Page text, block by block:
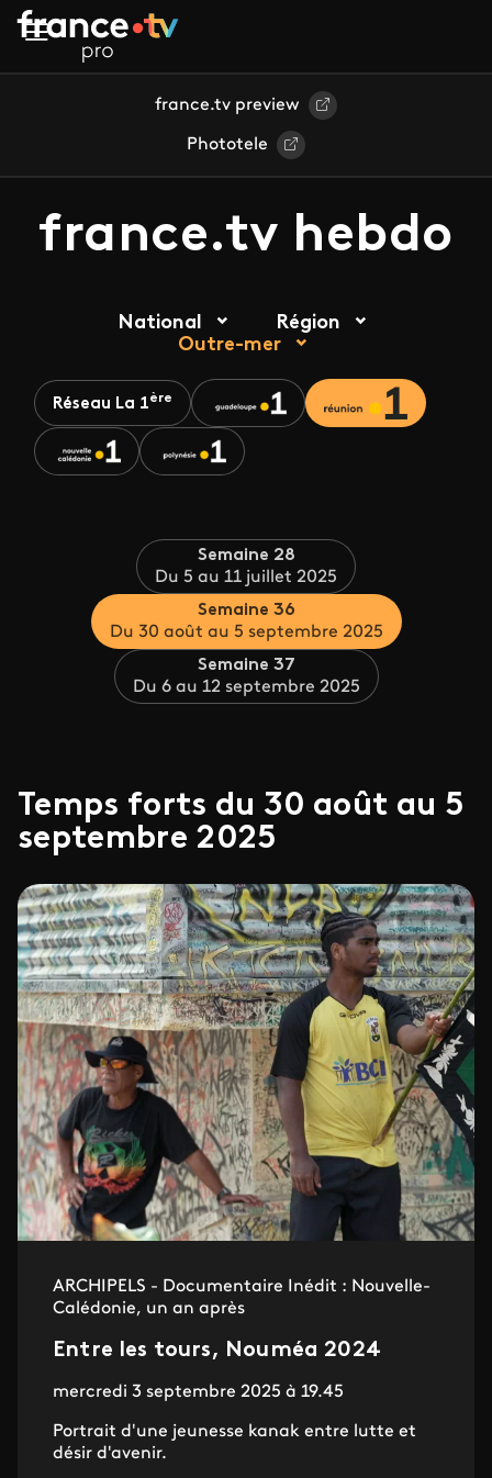
Aller au contenu principal
france.tv preview
Phototele
france.tv hebdo
National
Région
Outre-mer
Réseau La 1ère
Semaine 28
Du 5 au 11 juillet 2025
Semaine 36
Du 30 août au 5 septembre 2025
Semaine 37
Du 6 au 12 septembre 2025
Temps forts du 30 août au 5
septembre 2025
ARCHIPELS - Documentaire Inédit : Nouvelle-
Calédonie, un an après
Entre les tours, Nouméa 2024
mercredi 3 septembre 2025 à 19.45
Portrait d'une jeunesse kanak entre lutte et
désir d'avenir.